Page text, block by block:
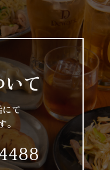
て
にて